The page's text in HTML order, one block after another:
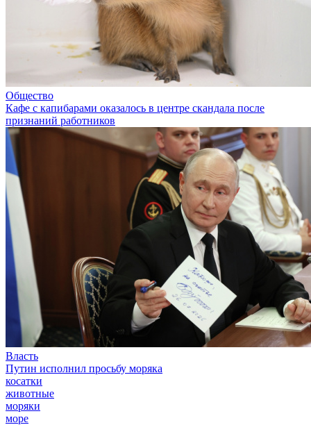
Общество
Кафе с капибарами оказалось в центре скандала после
признаний работников
Власть
Путин исполнил просьбу моряка
косатки
животные
моряки
море